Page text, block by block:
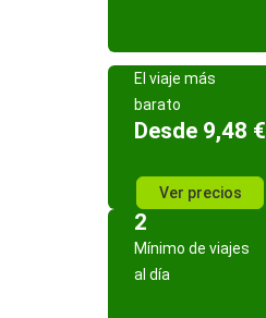
El viaje más
barato
Desde 9,48 €
Ver precios
2
Mínimo de viajes
al día